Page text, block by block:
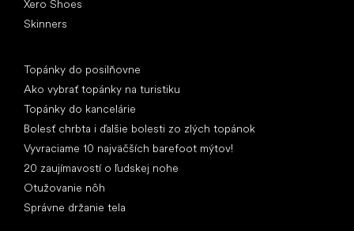
Xero Shoes
Skinners
Topánky do posilňovne
Ako vybrať topánky na turistiku
Topánky do kancelárie
Bolesť chrbta i ďalšie bolesti zo zlých topánok
Vyvraciame 10 najväčších barefoot mýtov!
20 zaujímavostí o ľudskej nohe
Otužovanie nôh
Správne držanie tela